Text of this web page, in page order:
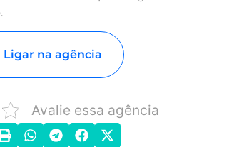
Ligar na agência
Avalie essa agência